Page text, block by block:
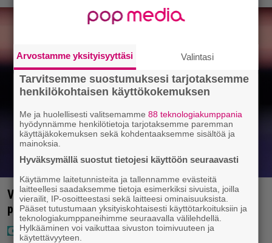
Vappu Pimiä sai huonoa palvelua ravintolassa –
pettyi siellä kahteen asiaan
Arvostamme yksityisyyttäsi Valintasi
Tarvitsemme suostumuksesi tarjotaksemme
henkilökohtaisen käyttökokemuksen
Me ja huolellisesti valitsemamme88 teknologiakumppania
hyödynnämme henkilötietoja tarjotaksemme paremman
käyttäjäkokemuksen sekä kohdentaaksemme sisältöä ja
mainoksia.
Hyväksymällä suostut tietojesi käyttöön seuraavasti
Käytämme laitetunnisteita ja tallennamme evästeitä
laitteellesi saadaksemme tietoja esimerkiksi sivuista, joilla
vierailit, IP-osoitteestasi sekä laitteesi ominaisuuksista.
Pääset tutustumaan yksityiskohtaisesti käyttötarkoituksiin ja
teknologiakumppaneihimme seuraavalla välilehdellä.
Hylkääminen voi vaikuttaa sivuston toimivuuteen ja
käytettävyyteen.